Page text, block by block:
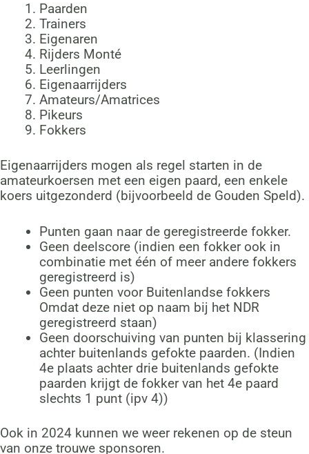
Paarden
Trainers
Eigenaren
Rijders Monté
Leerlingen
Eigenaarrijders
Amateurs/Amatrices
Pikeurs
Fokkers
Eigenaarrijders mogen als regel starten in de
amateurkoersen met een eigen paard, een enkele
koers uitgezonderd (bijvoorbeeld de Gouden Speld).
Punten gaan naar de geregistreerde fokker.
Geen deelscore (indien een fokker ook in
combinatie met één of meer andere fokkers
geregistreerd is)
Geen punten voor Buitenlandse fokkers
Omdat deze niet op naam bij het NDR
geregistreerd staan)
Geen doorschuiving van punten bij klassering
achter buitenlands gefokte paarden. (Indien
4e plaats achter drie buitenlands gefokte
paarden krijgt de fokker van het 4e paard
slechts 1 punt (ipv 4))
Ook in 2024 kunnen we weer rekenen op de steun
van onze trouwe sponsoren.